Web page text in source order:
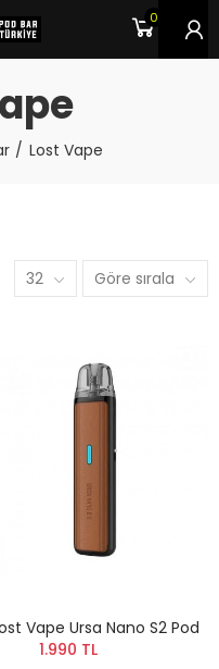
0
Lost Vape
32 Göre sırala
Vape Ursa Nano S2 Pod
1.990 TL